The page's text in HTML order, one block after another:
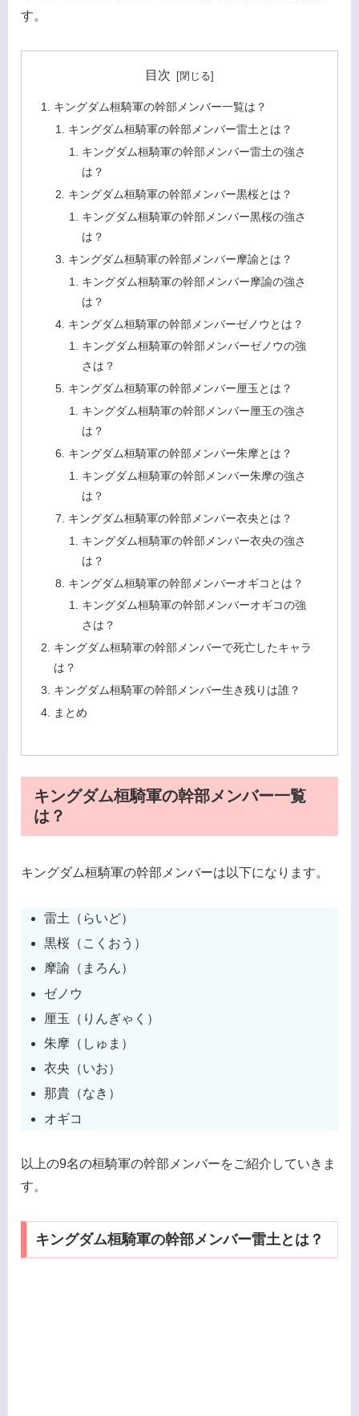
す。
目次
キングダム桓騎軍の幹部メンバー一覧は？
キングダム桓騎軍の幹部メンバー雷土とは？
キングダム桓騎軍の幹部メンバー雷土の強さ
は？
キングダム桓騎軍の幹部メンバー黒桜とは？
キングダム桓騎軍の幹部メンバー黒桜の強さ
は？
キングダム桓騎軍の幹部メンバー摩諭とは？
キングダム桓騎軍の幹部メンバー摩諭の強さ
は？
キングダム桓騎軍の幹部メンバーゼノウとは？
キングダム桓騎軍の幹部メンバーゼノウの強
さは？
キングダム桓騎軍の幹部メンバー厘玉とは？
キングダム桓騎軍の幹部メンバー厘玉の強さ
は？
キングダム桓騎軍の幹部メンバー朱摩とは？
キングダム桓騎軍の幹部メンバー朱摩の強さ
は？
キングダム桓騎軍の幹部メンバー衣央とは？
キングダム桓騎軍の幹部メンバー衣央の強さ
は？
キングダム桓騎軍の幹部メンバーオギコとは？
キングダム桓騎軍の幹部メンバーオギコの強
さは？
キングダム桓騎軍の幹部メンバーで死亡したキャラ
は？
キングダム桓騎軍の幹部メンバー生き残りは誰？
まとめ
キングダム桓騎軍の幹部メンバー一覧
は？
キングダム桓騎軍の幹部メンバーは以下になります。
雷土（らいど）
黒桜（こくおう）
摩諭（まろん）
ゼノウ
厘玉（りんぎゃく）
朱摩（しゅま）
衣央（いお）
那貴（なき）
オギコ
以上の9名の桓騎軍の幹部メンバーをご紹介していきま
す。
キングダム桓騎軍の幹部メンバー雷土とは？